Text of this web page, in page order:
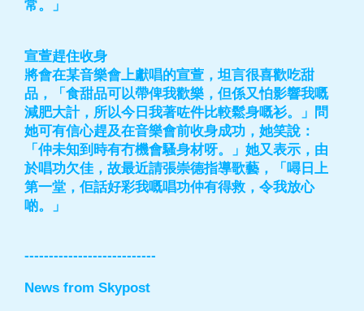
常。」
宣萱趕住收身
將會在某音樂會上獻唱的宣萱，坦言很喜歡吃甜
品，「食甜品可以帶俾我歡樂，但係又怕影響我嘅
減肥大計，所以今日我著咗件比較鬆身嘅衫。」問
她可有信心趕及在音樂會前收身成功，她笑說：
「仲未知到時有冇機會騷身材呀。」她又表示，由
於唱功欠佳，故最近請張崇德指導歌藝，「噚日上
第一堂，佢話好彩我嘅唱功仲有得救，令我放心
啲。」
---------------------------
News from Skypost